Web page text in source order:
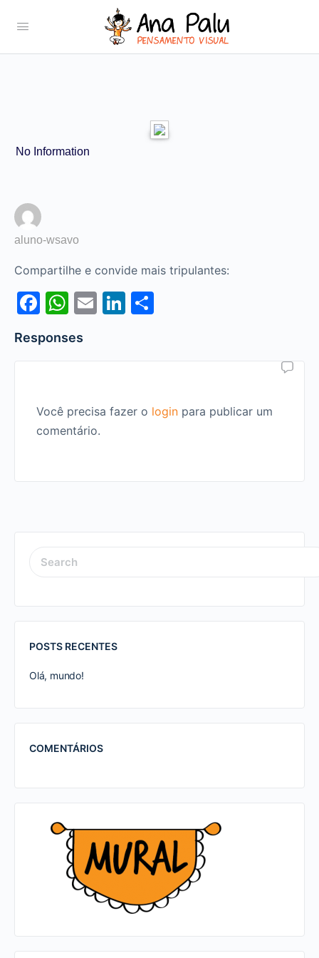
No Information
aluno-wsavo
Compartilhe e convide mais tripulantes:
Facebook
WhatsApp
EmailLinkedIn
Responses
Você precisa fazer o login para publicar um
comentário.
SEARCH
FOR:
POSTS RECENTES
Olá, mundo!
COMENTÁRIOS